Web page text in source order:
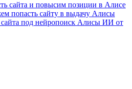
сайта и повысим позиции в Алисе
попасть сайту в выдачу Алисы
под нейропоиск Алисы ИИ от